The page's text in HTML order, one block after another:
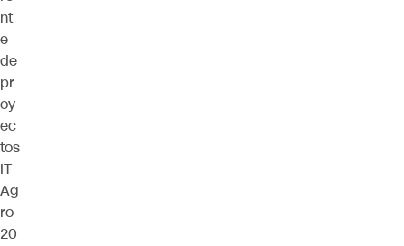
nt
e
de
pr
oy
ec
tos
IT
Ag
ro
20